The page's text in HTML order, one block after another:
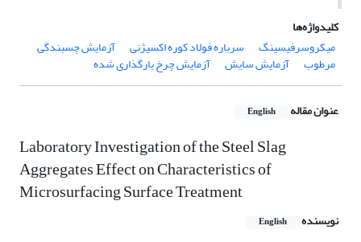
کلیدواژه‌ها
میکروسرفیسینگ
سرباره فولاد کوره اکسیژنی آزمایش چسبندگی
مرطوب آزمایش سایش آزمایش چرخ بارگذاری شده
عنوان مقاله English
Laboratory Investigation of the Steel Slag
Aggregates Effect on Characteristics of
Microsurfacing Surface Treatment
نویسنده English